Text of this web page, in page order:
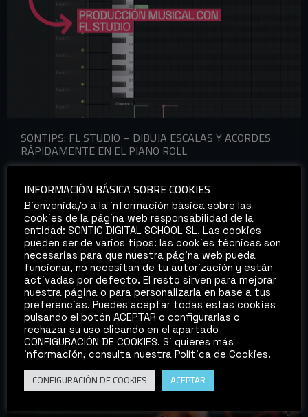
SONTIPS: FL STUDIO – DIBUJA ESCALAS Y ACORDES
RÁPIDAMENTE EN EL PIANO ROLL
INFORMACIÓN BÁSICA SOBRE COOKIES
Bienvenida/o a la información básica sobre las
cookies de la página web responsabilidad de la
entidad: SONTIC DIGITAL SCHOOL SL. Las cookies
pueden ser de varios tipos: las cookies técnicas son
necesarias para que nuestra página web pueda
funcionar, no necesitan de tu autorización y están
activadas por defecto. El resto sirven para mejorar
nuestra página o para personalizarla en base a tus
preferencias. Puedes aceptar todas estas cookies
pulsando el botón ACEPTAR o configurarlas o
rechazar su uso clicando en el apartado
CONFIGURACIÓN DE COOKIES. Si quieres más
información, consulta nuestra Política de Cookies.
CONFIGURACIÓN DE COOKIES ACEPTAR